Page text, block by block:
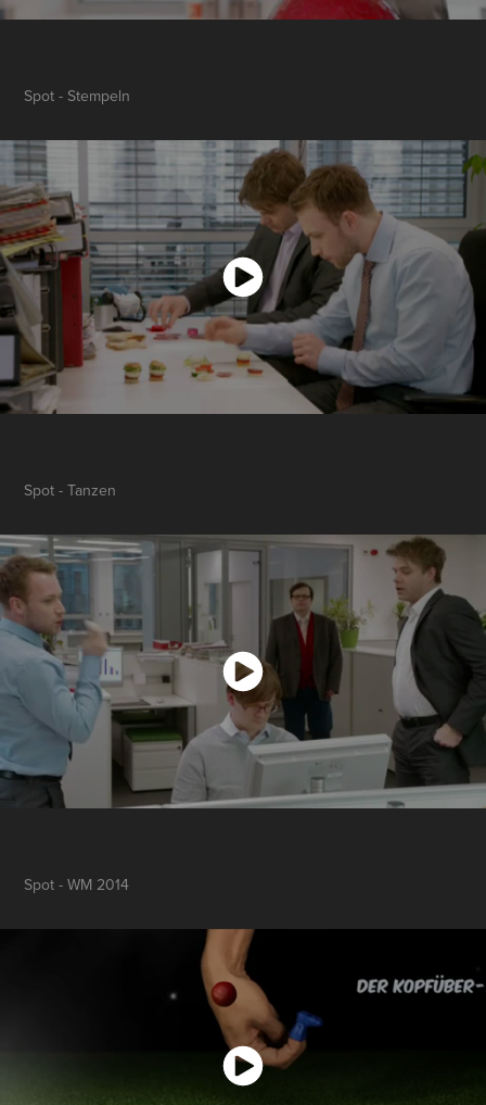
Spot - Stempeln
Spot - Tanzen
Spot - WM 2014